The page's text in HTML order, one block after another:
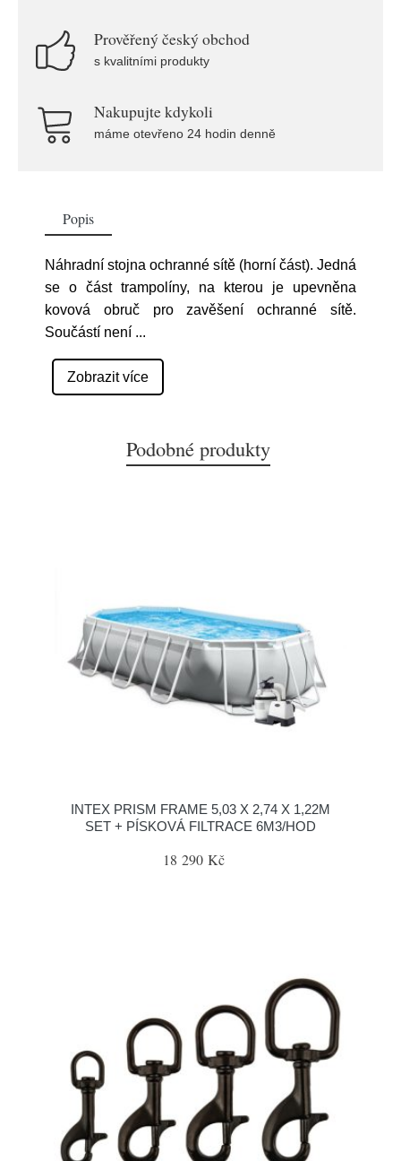
Prověřený český obchod
s kvalitními produkty
Nakupujte kdykoli
máme otevřeno 24 hodin denně
Popis
Náhradní stojna ochranné sítě (horní část). Jedná
se o část trampolíny, na kterou je upevněna
kovová obruč pro zavěšení ochranné sítě.
Součástí není ...
Zobrazit více
Podobné produkty
INTEX PRISM FRAME 5,03 X 2,74 X 1,22M
SET + PÍSKOVÁ FILTRACE 6M3/HOD
18 290 Kč